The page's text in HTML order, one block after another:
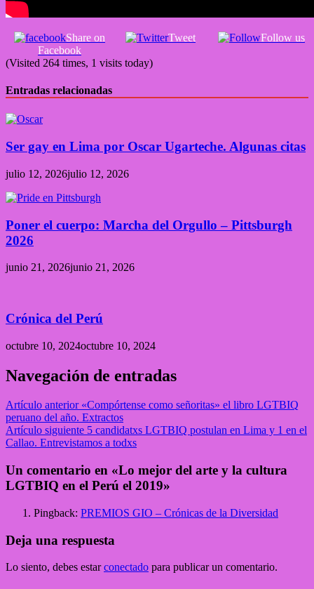
Share on
Facebook
Tweet Follow us
(Visited 264 times, 1 visits today)
Entradas relacionadas
Ser gay en Lima por Oscar Ugarteche. Algunas citas
julio 12, 2026julio 12, 2026
Poner el cuerpo: Marcha del Orgullo – Pittsburgh
2026
junio 21, 2026junio 21, 2026
Crónica del Perú
octubre 10, 2024octubre 10, 2024
Navegación de entradas
Artículo anterior «Compórtense como señoritas» el libro LGTBIQ
peruano del año. Extractos
Artículo siguiente 5 candidatxs LGTBIQ postulan en Lima y 1 en el
Callao. Entrevistamos a todxs
Un comentario en «Lo mejor del arte y la cultura
LGTBIQ en el Perú el 2019»
Pingback: PREMIOS GIO – Crónicas de la Diversidad
Deja una respuesta
Lo siento, debes estarconectado para publicar un comentario.